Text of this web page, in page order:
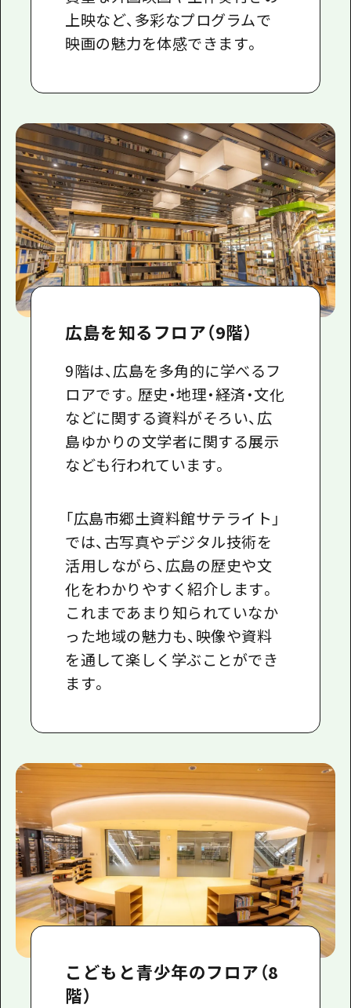
上映など、多彩なプログラムで
映画の魅力を体感できます。
広島を知るフロア（9階）
9階は、広島を多角的に学べるフ
ロアです。歴史・地理・経済・文化
などに関する資料がそろい、広
島ゆかりの文学者に関する展示
なども行われています。
「広島市郷土資料館サテライト」
では、古写真やデジタル技術を
活用しながら、広島の歴史や文
化をわかりやすく紹介します。
これまであまり知られていなか
った地域の魅力も、映像や資料
を通して楽しく学ぶことができ
ます。
こどもと青少年のフロア（8
階）